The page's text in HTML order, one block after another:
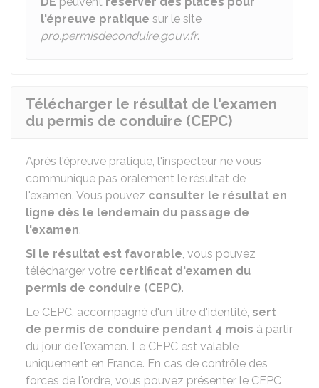
l'épreuve pratique sur le site
pro.permisdeconduire.gouv.fr.
Télécharger le résultat de l'examen
du permis de conduire (CEPC)
Après l'épreuve pratique, l'inspecteur ne vous
communique pas oralement le résultat de
l'examen. Vous pouvez consulter le résultat en
ligne dès le lendemain du passage de
l'examen.
Si le résultat est favorable, vous pouvez
télécharger votre certificat d'examen du
permis de conduire (CEPC).
Le CEPC, accompagné d'un titre d'identité, sert
de permis de conduire pendant 4 mois à partir
du jour de l'examen. Le CEPC est valable
uniquement en France. En cas de contrôle des
forces de l'ordre, vous pouvez présenter le CEPC